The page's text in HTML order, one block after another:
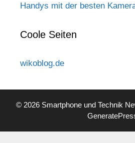
Handys mit der besten
Coole Seiten
wikoblog.de
© 2026 Smartphone und Technik